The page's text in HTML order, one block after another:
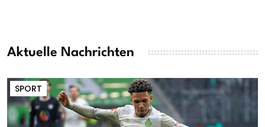
Aktuelle Nachrichten
SPORT